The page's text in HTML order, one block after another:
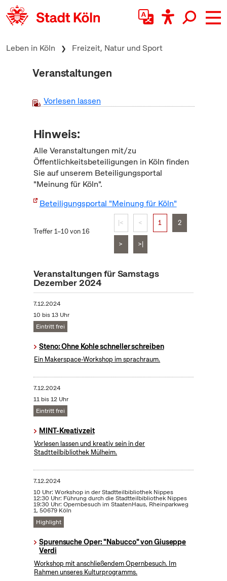
zum Inhalt springen
Leben in Köln Freizeit, Natur und Sport
Veranstaltungen
Vorlesen lassen
Hinweis:
Alle Veranstaltungen mit/zu
Öffentlichkeitsbeteiligungen in Köln finden
Sie auf unserem Beteiligungsportal
"Meinung für Köln".
Beteiligungsportal "Meinung für Köln"
Treffer 1–10 von 16
|< < 1 2
> >|
Veranstaltungen für Samstags
Dezember 2024
7.12.2024
10 bis 13 Uhr
Eintritt frei
Steno: Ohne Kohle schneller schreiben
Ein Makerspace-Workshop im sprachraum.
7.12.2024
11 bis 12 Uhr
Eintritt frei
MINT-Kreativzeit
Vorlesen lassen und kreativ sein in der
Stadtteilbibliothek Mülheim.
7.12.2024
10 Uhr: Workshop in der Stadtteilbibliothek Nippes
12:30 Uhr: Führung durch die Stadtteilbibliothek Nippes
19:30 Uhr: Opernbesuch im StaatenHaus, Rheinparkweg
1, 50679 Köln
Highlight
Spurensuche Oper: "Nabucco" von Giuseppe
Verdi
Workshop mit anschließendem Opernbesuch. Im
Rahmen unseres Kulturprogramms.